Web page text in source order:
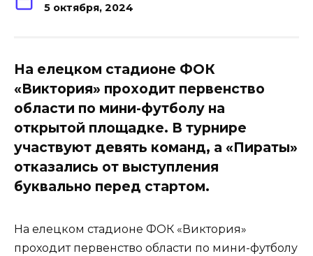
5 октября, 2024
На елецком стадионе ФОК
«Виктория» проходит первенство
области по мини-футболу на
открытой площадке. В турнире
участвуют девять команд, а «Пираты»
отказались от выступления
буквально перед стартом.
На елецком стадионе ФОК «Виктория»
проходит первенство области по мини-футболу